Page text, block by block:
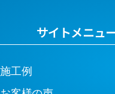
サイトメニュ
工例